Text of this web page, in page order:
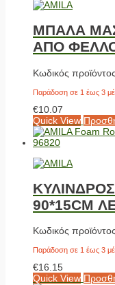
ΜΠΑΛΑ
ΑΠΟ
Κωδικός
Παράδοση σε 1 έως 3
€10.07
Quick View
ΚΥΛΙΝΔΡΟΣ
90*15CM
Κωδικός
Παράδοση σε 1 έως 3
€16.15
Quick View